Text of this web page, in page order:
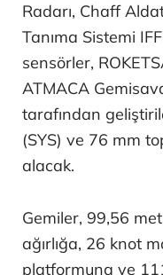
Radarı, Chaff
Tanıma Sistemi
sensörler,
ATMACA
tarafından
(SYS) ve 76 mm
alacak.
Gemiler, 99,56
ağırlığa, 26 knot
platformuna ve